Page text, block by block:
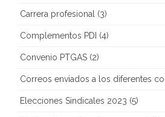
Carrera profesional (3)
Complementos PDI (4)
Convenio PTGAS (2)
Correos enviados a los diferentes
Elecciones Sindicales 2023 (5)